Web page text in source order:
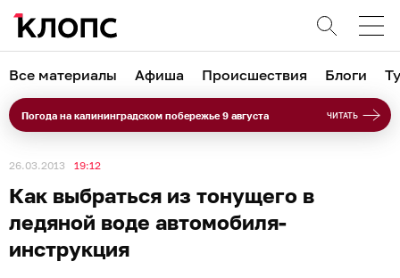
Все материалы Афиша Происшествия Блоги
Погода на калининградском побережье 9 августа ЧИТАТЬ
26.03.2013 19:12
Как выбраться из тонущего в
ледяной воде автомобиля-
инструкция